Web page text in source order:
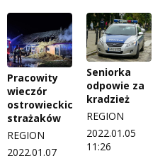
Pracowity
wieczór
ostrowieckich
strażaków
REGION
2022.01.07
Seniorka
odpowie za
kradzież
REGION
2022.01.05
11:26